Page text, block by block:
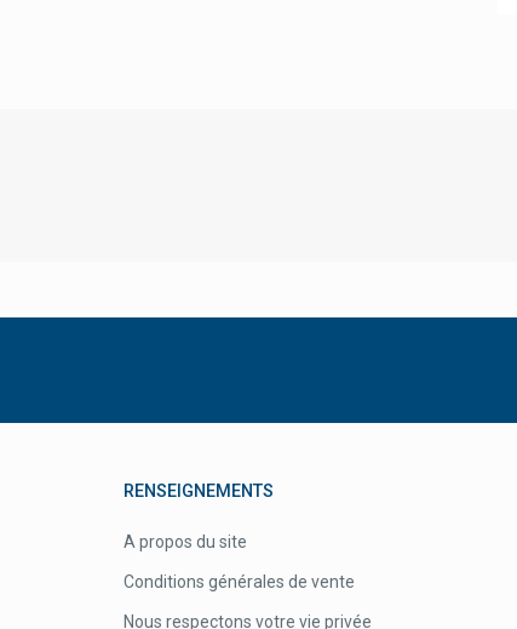
Frio Pochettes
Galderma
Galenco Soins Bébés
Gall Pharma
RENSEIGNEMENTS
A propos du site
Conditions générales de vente
Nous respectons votre vie privée